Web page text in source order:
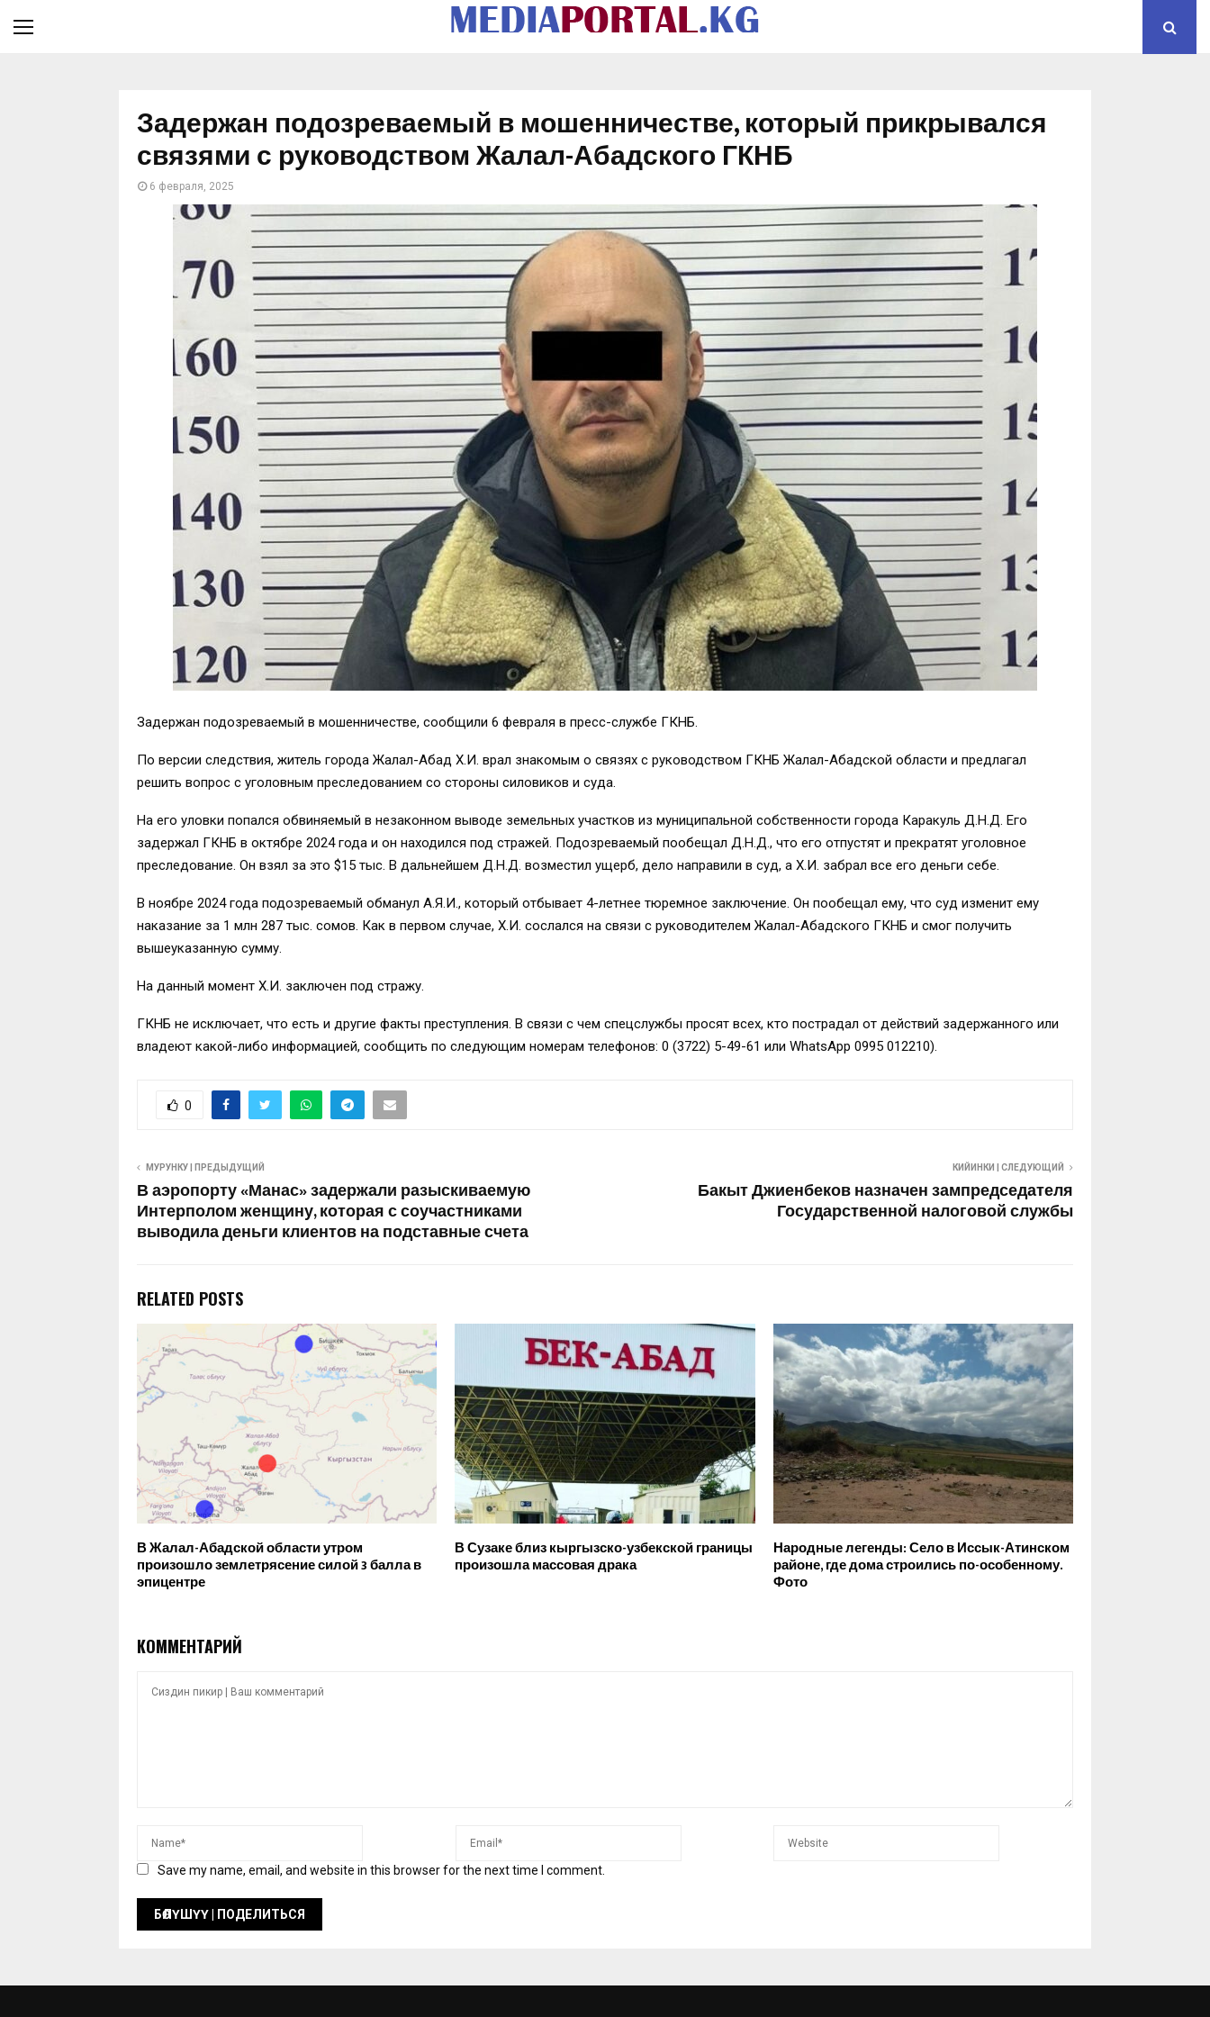
Задержан подозреваемый в мошенничестве, который прикрывался
связями с руководством Жалал-Абадского ГКНБ
6 февраля, 2025
Задержан подозреваемый в мошенничестве, сообщили 6 февраля в пресс-службе ГКНБ.
По версии следствия, житель города Жалал-Абад Х.И. врал знакомым о связях с руководством ГКНБ Жалал-Абадской области и предлагал
решить вопрос с уголовным преследованием со стороны силовиков и суда.
На его уловки попался обвиняемый в незаконном выводе земельных участков из муниципальной собственности города Каракуль Д.Н.Д. Его
задержал ГКНБ в октябре 2024 года и он находился под стражей. Подозреваемый пообещал Д.Н.Д., что его отпустят и прекратят уголовное
преследование. Он взял за это $15 тыс. В дальнейшем Д.Н.Д. возместил ущерб, дело направили в суд, а Х.И. забрал все его деньги себе.
В ноябре 2024 года подозреваемый обманул А.Я.И., который отбывает 4-летнее тюремное заключение. Он пообещал ему, что суд изменит ему
наказание за 1 млн 287 тыс. сомов. Как в первом случае, Х.И. сослался на связи с руководителем Жалал-Абадского ГКНБ и смог получить
вышеуказанную сумму.
На данный момент Х.И. заключен под стражу.
ГКНБ не исключает, что есть и другие факты преступления. В связи с чем спецслужбы просят всех, кто пострадал от действий задержанного или
владеют какой-либо информацией, сообщить по следующим номерам телефонов: 0 (3722) 5-49-61 или WhatsApp 0995 012210).
0
МУРУНКУ | ПРЕДЫДУЩИЙ
В аэропорту «Манас» задержали разыскиваемую
Интерполом женщину, которая с соучастниками
выводила деньги клиентов на подставные счета
КИЙИНКИ | СЛЕДУЮЩИЙ
Бакыт Джиенбеков назначен зампредседателя
Государственной налоговой службы
RELATED POSTS
В Жалал-Абадской области утром
произошло землетрясение силой 3 балла в
эпицентре
В Сузаке близ кыргызско-узбекской границы
произошла массовая драка
Народные легенды: Село в Иссык-Атинском
районе, где дома строились по-особенному.
Фото
КОММЕНТАРИЙ
Save my name, email, and website in this browser for the next time I comment.